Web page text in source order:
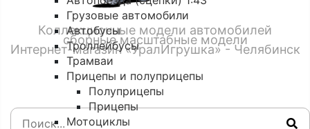
Коллекционные модели автомобилей
сборные масштабные модели
Интернет-магазин «УралИгрушка» - Челябинск
Грузовые автомобили
Автобусы
Троллейбусы
Трамваи
Прицепы и полуприцепы
Полуприцепы
Прицепы
Мотоциклы